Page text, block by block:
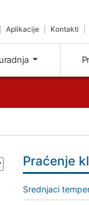
Aplikacije Kontakti
Praćenje
Srednjaci